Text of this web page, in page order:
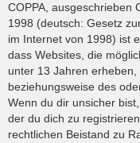
COPPA, ausgeschrieben
1998 (deutsch: Gesetz
im Internet von 1998) ist
dass Websites, die
unter 13 Jahren
beziehungsweise des
Wenn du dir unsicher
der du dich zu
rechtlichen Beistand zu